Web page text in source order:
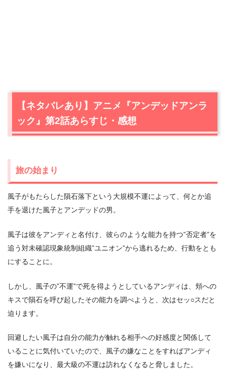
【ネタバレあり】アニメ『アンデッドアンラ
ック』第2話あらすじ・感想
旅の始まり
風子がもたらした隕石落下という大規模不運によって、何とか追
手を退けた風子とアンデッドの男。
風子は彼をアンディと名付け、彼らのような能力を持つ”否定者”を
追う対未確認現象統制組織”ユニオン”から逃れるため、行動をとも
にすることに。
しかし、風子の”不運”で死を得ようとしているアンディは、頬への
キスで隕石を呼び起したその能力を調べようと、次はセッ○スだと
迫ります。
回避したい風子は自分の能力が触れる相手への好感度と関係して
いることに気付いていたので、風子の嫌なことをすればアンディ
を嫌いになり、最大級の不運は訪れなくなると脅しました。